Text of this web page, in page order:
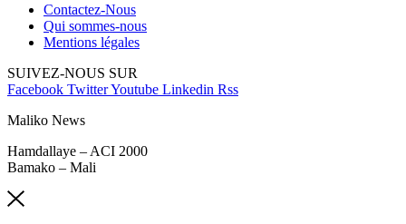
Contactez-Nous
Qui sommes-nous
Mentions légales
SUIVEZ-NOUS SUR
Facebook TwitterYoutube Linkedin Rss
Maliko News
Hamdallaye – ACI 2000
Bamako – Mali